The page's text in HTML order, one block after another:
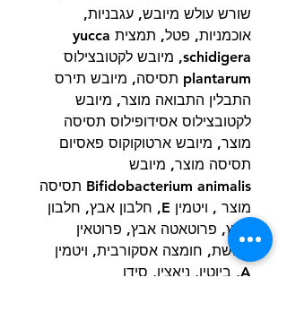
שורש עולש מיובש, עגבניות,
אוכמניות, פטל, תמצית yucca
schidigera, מיובש לקטובצילוס
plantarum תסיסה, מיובש תירס
התבלין התבואה מוצר, מיובש
לקטובצילוס אסידופילוס תסיסה
מוצר, מיובש ארטוקוקוס פאסיום
תסיסה מוצר, מיובש
Bifidobacterium animalis תסיסה
מוצר , ויטמין E, חלבון אבץ, חלבון
אבץ, פרוטאטה אבץ, פרוטאין
נחושת, חומצה אסקורבית, ויטמין
A, ביוטין, ניאצין, סידן